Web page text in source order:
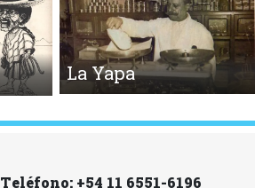
La Yapa
Teléfono: +54 11 6551-6196